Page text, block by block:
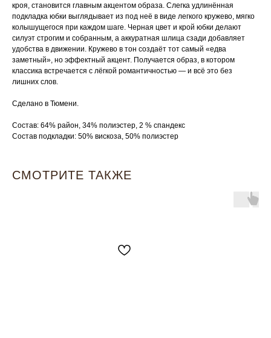
кроя, становится главным акцентом образа. Слегка удлинённая
подкладка юбки выглядывает из под неё в виде легкого кружево, мягко
колышущегося при каждом шаге. Черная цвет и крой юбки делают
силуэт строгим и собранным, а аккуратная шлица сзади добавляет
удобства в движении. Кружево в тон создаёт тот самый «едва
заметный», но эффектный акцент. Получается образ, в котором
классика встречается с лёгкой романтичностью — и всё это без
лишних слов.
Сделано в Тюмени.
Состав: 64% район, 34% полиэстер, 2 % спандекс
Состав подкладки: 50% вискоза, 50% полиэстер
СМОТРИТЕ ТАКЖЕ